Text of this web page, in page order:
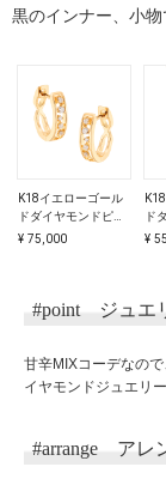
黒のインナー、小物
#point ジュエ
甘辛MIXコーデなの
イヤモンドジュエリ
#arrange アレ
K18イエローゴール
ドダイヤモンドピア
ス
¥ 75,000
ド
ク
¥